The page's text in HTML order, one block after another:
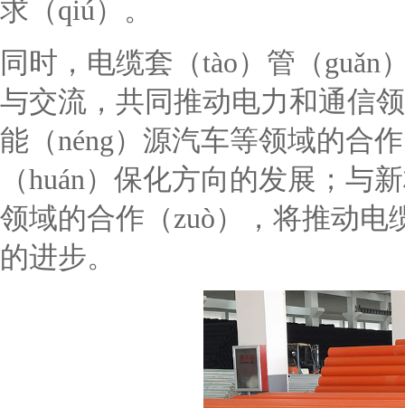
求（qiú）。
同时，电缆套（tào）管（
与交流，共同推动电力和通信
能（néng）源汽车等领域的合
（huán）保化方向的发展；与
领域的合作（zuò），将推动
的进步。